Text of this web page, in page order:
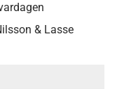
& Lasse